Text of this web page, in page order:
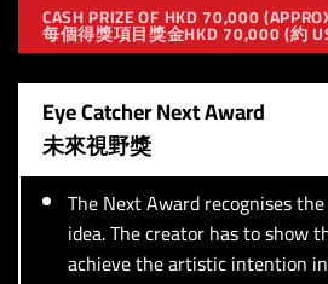
CASH PRIZE OF HKD 70,000
每個得獎項目獎金HKD 70,000 (約
Eye Catcher Next Award
未來視野獎
The Next Award recognises
idea. The creator has to show
achieve the artistic intention